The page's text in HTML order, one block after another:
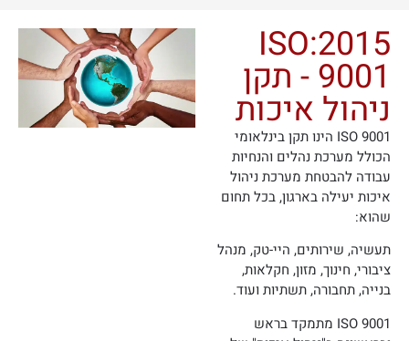
2015:ISO
9001 - תקן
ניהול איכות
ISO 9001 הינו תקן בינלאומי
הכולל מערכת נהלים והנחיות
עבודה להבטחת מערכת ניהול
איכות יעילה בארגון, בכל תחום
שהוא:
תעשיה, שירותים, היי-טק, מנהל
ציבורי, חינוך, מזון, חקלאות,
בנייה, תחבורה, תשתיות ועוד.
ISO 9001 מתמקד בראש